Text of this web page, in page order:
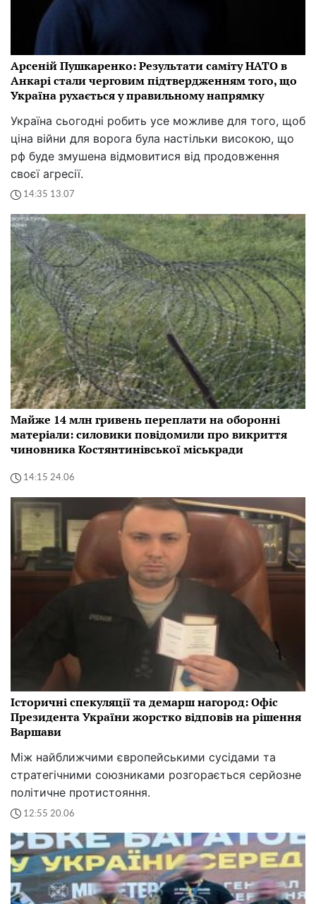
Арсеній Пушкаренко: Результати саміту НАТО в
Анкарі стали черговим підтвердженням того, що
Україна рухається у правильному напрямку
Україна сьогодні робить усе можливе для того, щоб
ціна війни для ворога була настільки високою, що
рф буде змушена відмовитися від продовження
своєї агресії.
14:35 13.07
Майже 14 млн гривень переплати на оборонні
матеріали: силовики повідомили про викриття
чиновника Костянтинівської міськради
14:15 24.06
Історичні спекуляції та демарш нагород: Офіс
Президента України жорстко відповів на рішення
Варшави
Між найближчими європейськими сусідами та
стратегічними союзниками розгорається серйозне
політичне протистояння.
12:55 20.06